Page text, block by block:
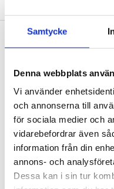
Samtycke
Denna webbplats
Vi använder
och annonserna till
för sociala medier och
vidarebefordrar även
information från din
annons- och
Dessa kan i sin tur
Footer
Contact us
Welcome to Tengbom!
We are Tengbom
We create sustainable
strenghtens our clients